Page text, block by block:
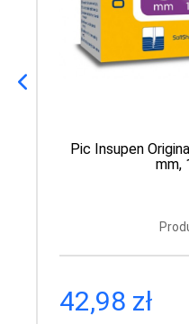
Pic Insupen
mm,
42,98 zł